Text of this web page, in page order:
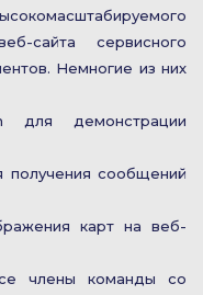
сайта сервисного
Немногие из них
для демонстрации
сообщений
карт на веб-
члены команды со